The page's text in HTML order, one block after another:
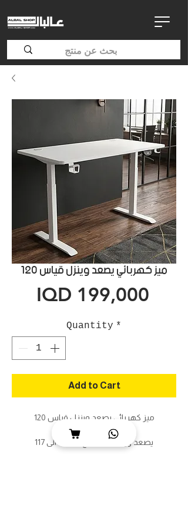
ميز كهربائي يصعد وينزل قياس 120
IQD 199,000Price
Quantity *
Add to Cart
ميز كهربائي يصعد وينزل قياس 120
القياس 120 ب 60
يصعد وينزل بالارتفاع من 72 الى 117